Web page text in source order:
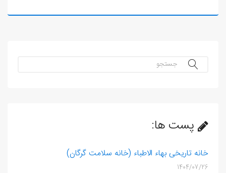
جستجو...
پست ها:
خانه تاریخی بهاء الاطباء (خانه سلامت گرگان)
1404/07/26